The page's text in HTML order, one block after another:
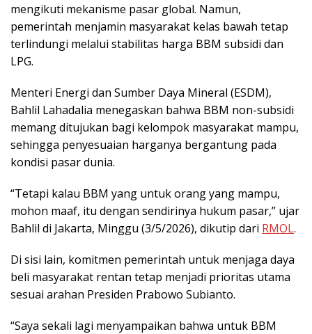
mengikuti mekanisme pasar global. Namun,
pemerintah menjamin masyarakat kelas bawah tetap
terlindungi melalui stabilitas harga BBM subsidi dan
LPG.
Menteri Energi dan Sumber Daya Mineral (ESDM),
Bahlil Lahadalia menegaskan bahwa BBM non-subsidi
memang ditujukan bagi kelompok masyarakat mampu,
sehingga penyesuaian harganya bergantung pada
kondisi pasar dunia.
“Tetapi kalau BBM yang untuk orang yang mampu,
mohon maaf, itu dengan sendirinya hukum pasar,” ujar
Bahlil di Jakarta, Minggu (3/5/2026), dikutip dari RMOL.
Di sisi lain, komitmen pemerintah untuk menjaga daya
beli masyarakat rentan tetap menjadi prioritas utama
sesuai arahan Presiden Prabowo Subianto.
“Saya sekali lagi menyampaikan bahwa untuk BBM